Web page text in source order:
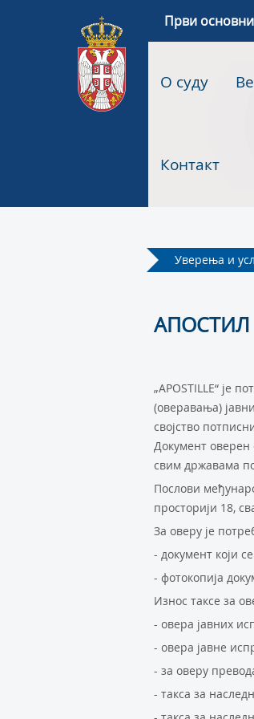
Први
О суду
Контакт
Уверења и
АПОСТИЛ
„APOSTILLE“ је
(оверавања)
својство
Документ оверен
свим државама
Послови
просторији 18,
За оверу је
- документ који
- фотокопија
Износ таксе за
- овера јавних
- овера јавне
- за оверу
- такса за